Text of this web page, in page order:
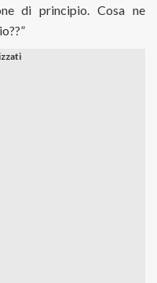
di principio. Cosa ne